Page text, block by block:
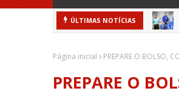
ÚLTIMAS NOTÍCIAS
Página inicial PREPARE O BOLSO,
PREPARE O